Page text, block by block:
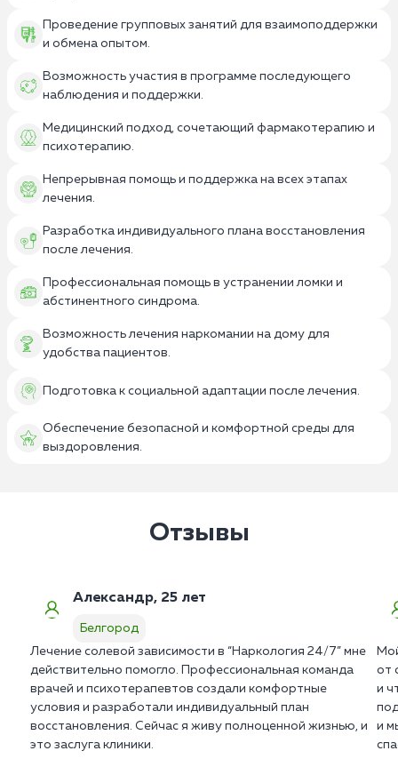
Проведение групповых занятий для взаимоподдержки
и обмена опытом.
Возможность участия в программе последующего
наблюдения и поддержки.
Медицинский подход, сочетающий фармакотерапию и
психотерапию.
Непрерывная помощь и поддержка на всех этапах
лечения.
Разработка индивидуального плана восстановления
после лечения.
Профессиональная помощь в устранении ломки и
абстинентного синдрома.
Возможность лечения наркомании на дому для
удобства пациентов.
Подготовка к социальной адаптации после лечения.
Обеспечение безопасной и комфортной среды для
выздоровления.
Отзывы
Александр, 25 лет
Белгород
Лечение солевой зависимости в “Наркология 24/7” мне
действительно помогло. Профессиональная команда
врачей и психотерапевтов создали комфортные
условия и разработали индивидуальный план
восстановления. Сейчас я живу полноценной жизнью, и
это заслуга клиники.
от
и
и